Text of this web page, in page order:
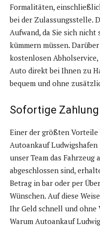
Formalitäten,
bei der Zulassungsstelle.
Aufwand, da Sie sich
kümmern müssen.
kostenlosen
Auto direkt bei Ihnen zu
bequem und ohne
Sofortige Zahlung
Einer der größten
Autoankauf
unser Team das
abgeschlossen sind,
Betrag in bar oder per
Wünschen. Auf diese
Ihr Geld schnell und ohne
Warum Autoankauf